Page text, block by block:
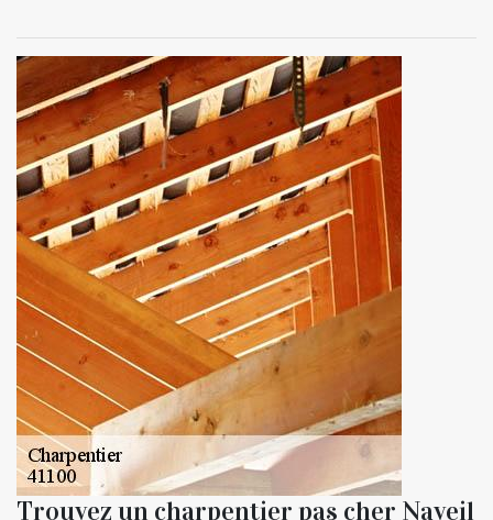
Trouvez un charpentier pas cher Naveil